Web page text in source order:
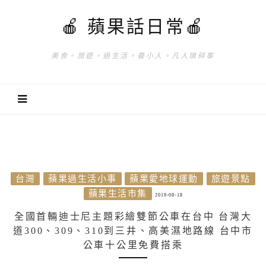
🍎 蘋果話日常🍎
美食。旅遊。過生活。養小人。凡人瑣碎事
台灣 蘋果過生活小事 蘋果愛地球運動
旅遊景點
蘋果生活市集
2019-08-18
全國首輛迪士尼主題彩繪雙節公車在台中 台灣大
道300、309、310到三井、高美濕地路線 台中市
公車十公里免費搭乘